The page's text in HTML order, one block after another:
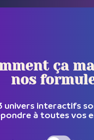
ça
nos
univers interactifs
à toutes vos